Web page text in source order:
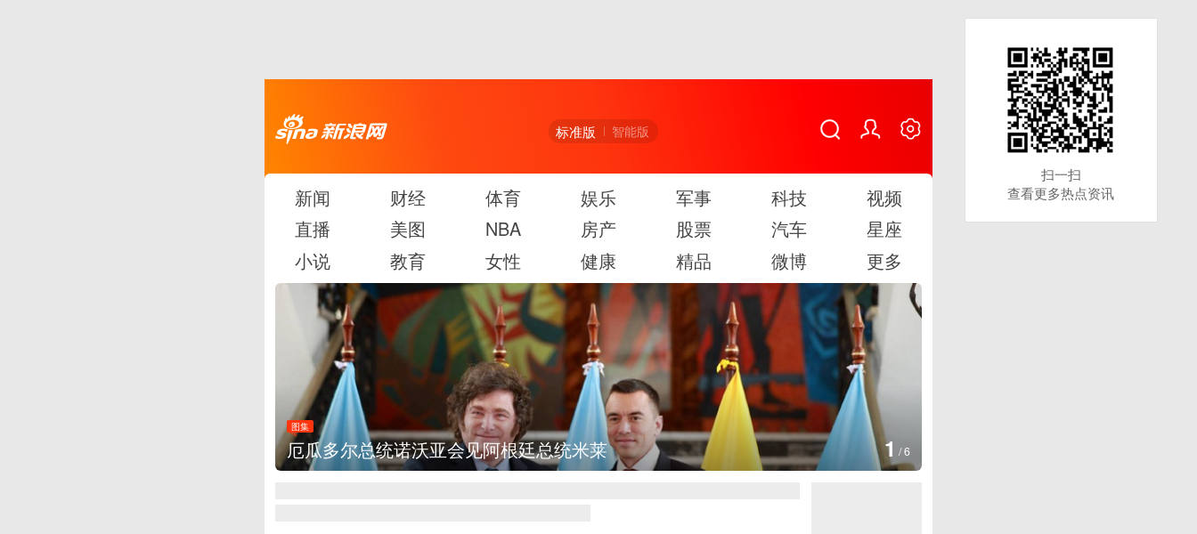
标准版 智能版
新闻 财经 体育 娱乐 军事 科技
视频
直播
美图 NBA 房产 股票 汽车
星座
小说
教育 女性 健康 精品 微博 更多
图集
厄瓜多尔总统诺沃亚会见阿根廷总统米莱 1 /6
扫一扫
查看更多热点资讯
扫一扫
查看更多热点资讯